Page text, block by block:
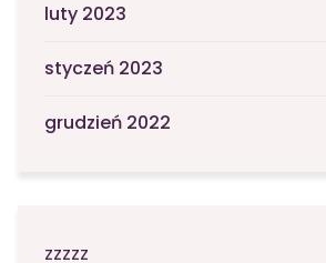
luty 2023
styczeń 2023
grudzień 2022
zzzzz